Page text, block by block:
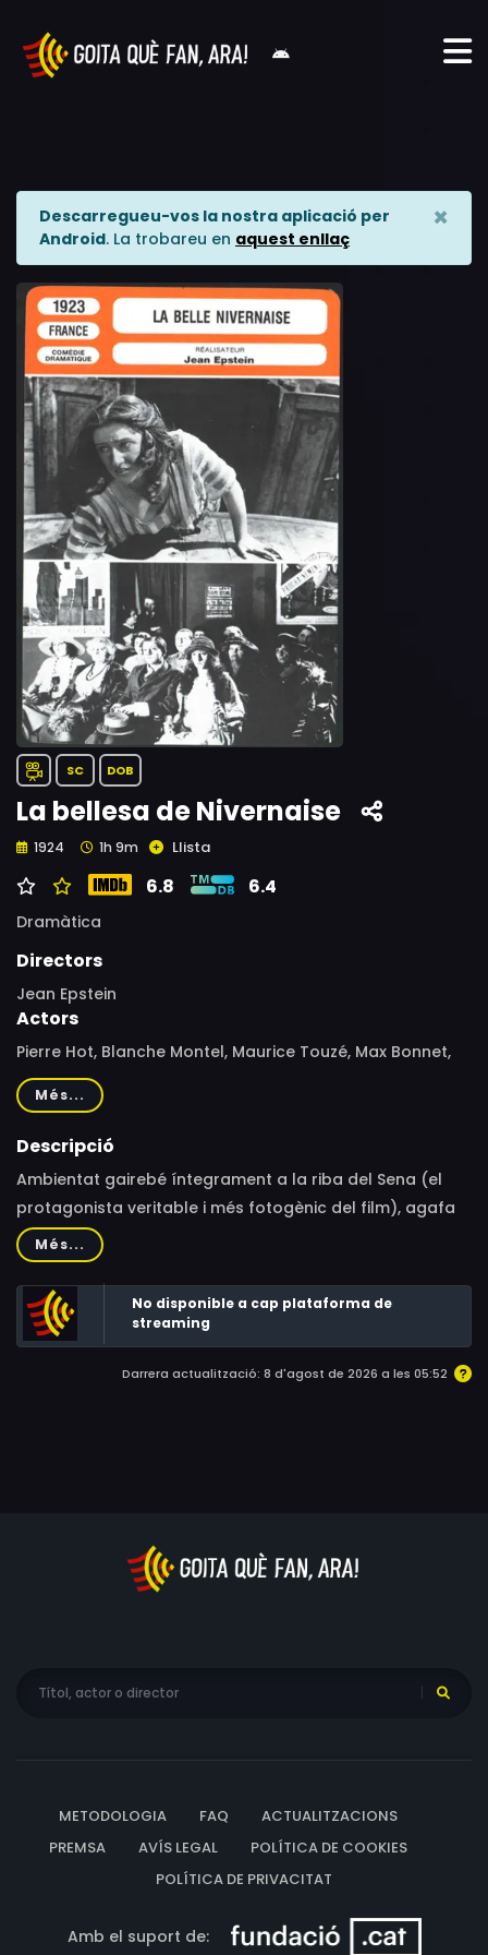
Descarregueu-vos la nostra aplicació per
Android. La trobareu en aquest enllaç
×
SC DOB
La bellesa de Nivernaise
1924 1h 9m Llista
6.8 6.4
Dramàtica
Directors
Jean Epstein
Actors
Pierre Hot, Blanche Montel, Maurice Touzé, Max Bonnet,
Jean-David Évremond, Marie Lacroix
Més...
Descripció
Ambientat gairebé íntegrament a la riba del Sena (el
protagonista veritable i més fotogènic del film), agafa
com a pretext narratiu la relació entre una noia i el seu
germà adoptat des que eren petits.
Més...
No disponible a cap plataforma de
streaming
Darrera actualització: 8 d'agost de 2026 a les 05:52
METODOLOGIA FAQ
ACTUALITZACIONS
PREMSA
AVÍS LEGAL
POLÍTICA DE COOKIES
POLÍTICA DE PRIVACITAT
Amb el suport de: